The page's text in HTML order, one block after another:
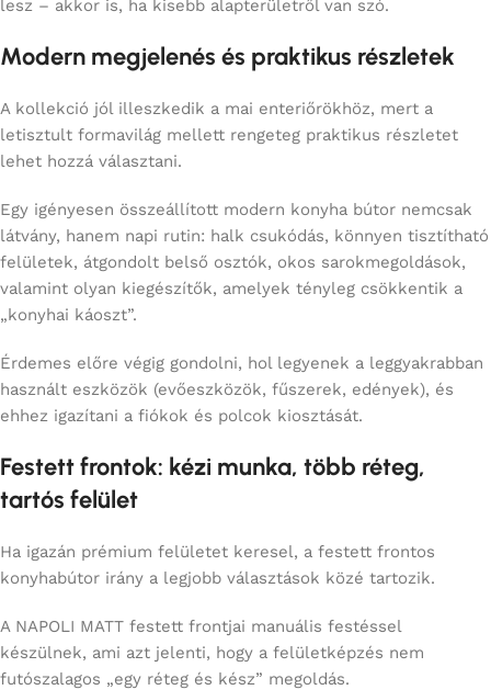
lesz – akkor is, ha kisebb alapterületről van szó.
Modern megjelenés és praktikus részletek
A kollekció jól illeszkedik a mai enteriőrökhöz, mert a
letisztult formavilág mellett rengeteg praktikus részletet
lehet hozzá választani.
Egy igényesen összeállított modern konyha bútor nemcsak
látvány, hanem napi rutin: halk csukódás, könnyen tisztítható
felületek, átgondolt belső osztók, okos sarokmegoldások,
valamint olyan kiegészítők, amelyek tényleg csökkentik a
„konyhai káoszt”.
Érdemes előre végig gondolni, hol legyenek a leggyakrabban
használt eszközök (evőeszközök, fűszerek, edények), és
ehhez igazítani a fiókok és polcok kiosztását.
Festett frontok: kézi munka, több réteg,
tartós felület
Ha igazán prémium felületet keresel, a festett frontos
konyhabútor irány a legjobb választások közé tartozik.
A NAPOLI MATT festett frontjai manuális festéssel
készülnek, ami azt jelenti, hogy a felületképzés nem
futószalagos „egy réteg és kész” megoldás.